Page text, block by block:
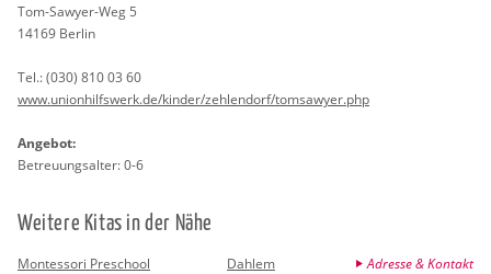
Tom-Sa­wy­er-Weg 5
14169 Ber­lin
Tel.:(030) 810 03 60
www.​uni​onhi​lfsw​erk.​de/​kinder/​zehlendorf/​tomsawyer.​php
An­ge­bot:
Be­treu­ungs­al­ter: 0-6
Wei­te­re Kitas in der Nähe
Montessori Preschool Dahlem Adresse & Kontakt